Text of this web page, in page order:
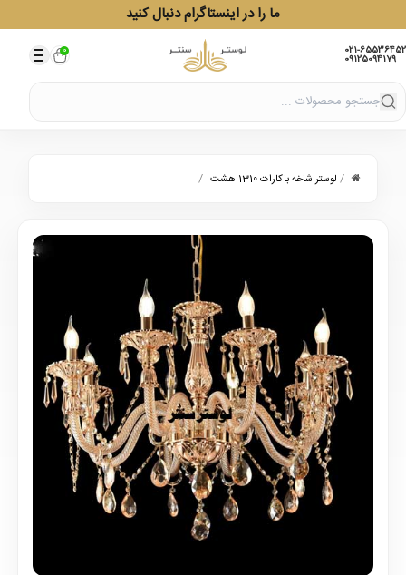
ما را در اینستاگرام دنبال کنید
021-65536452
09125094179
0
/ لوستر شاخه باکارات 1310 هشت /